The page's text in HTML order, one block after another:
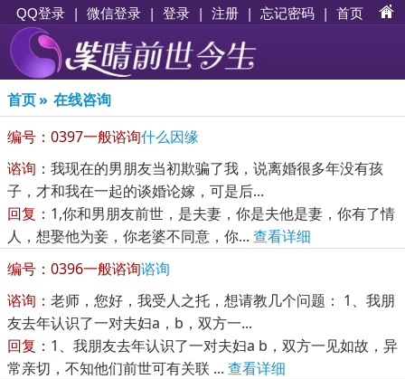
QQ登录 | 微信登录 | 登录 | 注册 | 忘记密码 | 首页
首页» 在线咨询
编号：0397一般谘询什么因缘
谘询： 我现在的男朋友当初欺骗了我，说离婚很多年没有孩
子，才和我在一起的谈婚论嫁，可是后...
回复： 1,你和男朋友前世，是夫妻，你是夫他是妻，你有了情
人，想娶他为妾，你老婆不同意，你... 查看详细
编号：0396一般谘询谘询
谘询： 老师，您好，我受人之托，想请教几个问题： 1、我朋
友去年认识了一对夫妇a，b，双方一...
回复： 1、我朋友去年认识了一对夫妇a b，双方一见如故，异
常亲切，不知他们前世可有关联 ... 查看详细